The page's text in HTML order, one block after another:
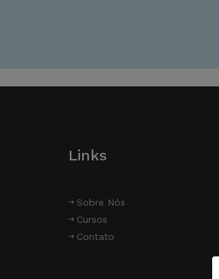
Links
Sobre Nós
Cursos
Contato